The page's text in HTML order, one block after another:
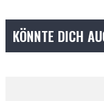
KÖNNTE DICH